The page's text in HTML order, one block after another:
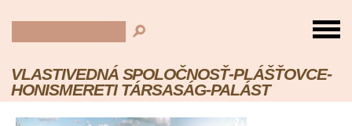
VLASTIVEDNÁ SPOLOČNOSŤ-PLÁŠŤOVCE-
HONISMERETI TÁRSASÁG-PALÁST